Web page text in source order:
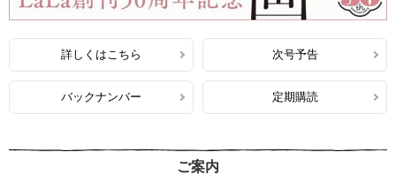
詳しくはこちら 次号予告
バックナンバー 定期購読
ご案内